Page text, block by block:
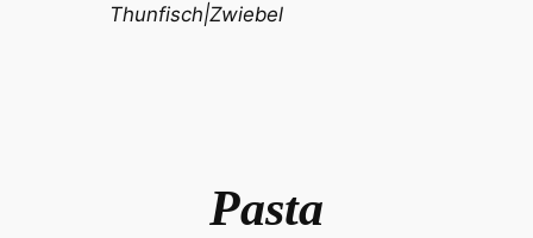
Thunfisch|Zwiebel
Pasta